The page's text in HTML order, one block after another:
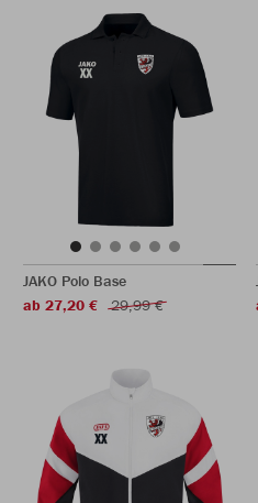
JAKO Polo Base
ab 27,20 €
29,99 €